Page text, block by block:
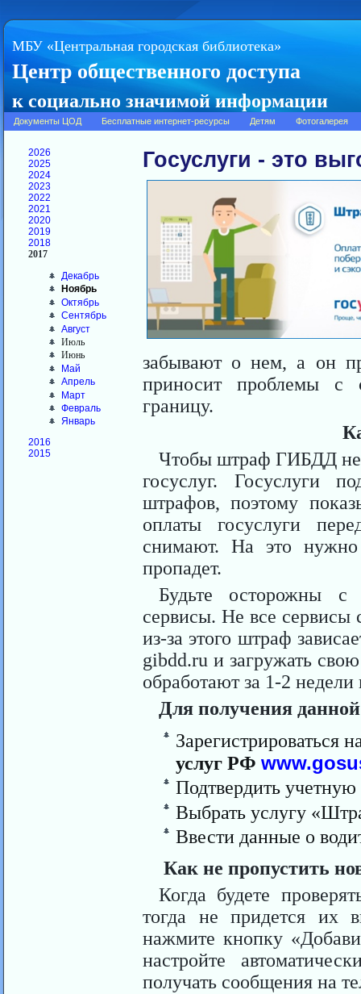
МБУ «Центральная городская библиотека»
Центр общественного доступа
к социально значимой информации
Документы ЦОД Бесплатные интернет-ресурсы Детям Фотогалерея
2026
2025
2024
2023
2022
2021
2020
2019
2018
2017
Декабрь
Ноябрь
Октябрь
Сентябрь
Август
Июль
Июнь
Май
Апрель
Март
Февраль
Январь
2016
2015
Госуслуги - это
забывают о нем, а он
приносит проблемы с
границу.
Чтобы штраф ГИБДД не
госуслуг. Госуслуги
штрафов, поэтому
оплаты госуслуги
снимают. На это
пропадет.
Будьте осторожны с
сервисы. Не все
из-за этого штраф
gibdd.ru и загружать
обработают за 1-2 недели
Для получения
Зарегистрироваться
услуг РФ
Подтвердить
Выбрать услугу
Ввести данные о
Как не пропустить
Когда будете
тогда не придется их
нажмите кнопку
настройте
получать сообщения на